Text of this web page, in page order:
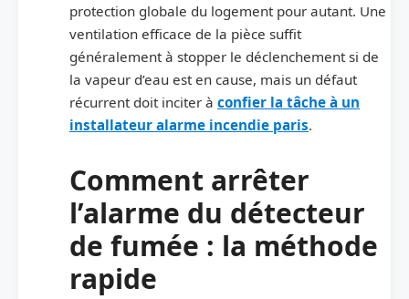
protection globale du logement pour autant. Une
ventilation efficace de la pièce suffit
généralement à stopper le déclenchement si de
la vapeur d’eau est en cause, mais un défaut
récurrent doit inciter à confier la tâche à un
installateur alarme incendie paris.
Comment arrêter
l’alarme du détecteur
de fumée : la méthode
rapide